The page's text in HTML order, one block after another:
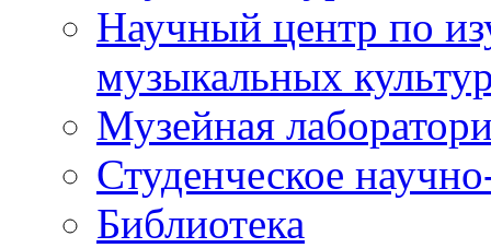
Научный центр по
музыкальных
Музейная
Студенческое
Библиотека